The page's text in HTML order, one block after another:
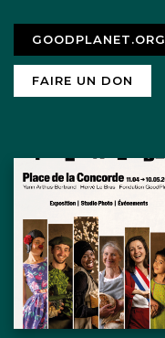
GOODPLANET.ORG
FAIRE UN DON